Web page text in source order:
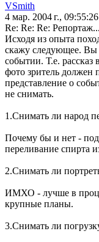
VSmith
4 мар. 2004 г., 09:55:26
Re: Re: Re:
Исходя из опыта
скажу следующее. Вы
событии. Т.е. рассказ
фото зритель должен
представление о
не снимать.
1.Снимать ли народ
Почему бы и нет -
переливание спирта
2.Cнимать ли
ИМХО - лучше в
крупные планы.
3.Снимать ли